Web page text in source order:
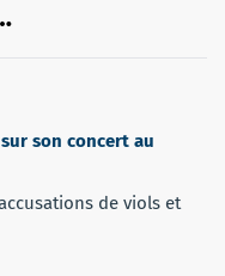
son concert au
de viols et